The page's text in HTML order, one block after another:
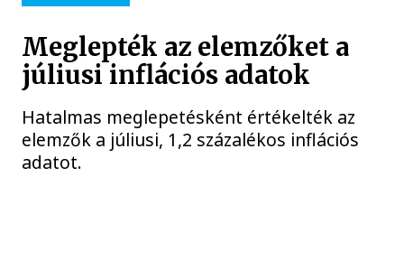
Meglepték az elemzőket a
júliusi inflációs adatok
Hatalmas meglepetésként értékelték az
elemzők a júliusi, 1,2 százalékos inflációs
adatot.